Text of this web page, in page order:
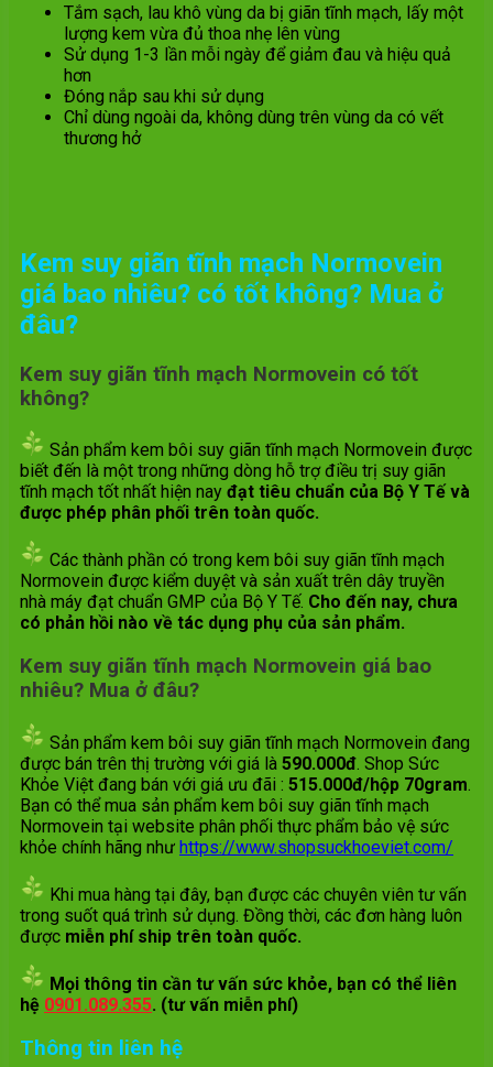
Tắm sạch, lau khô vùng da bị giãn tĩnh mạch, lấy một
lượng kem vừa đủ thoa nhẹ lên vùng
Sử dụng 1-3 lần mỗi ngày để giảm đau và hiệu quả
hơn
Đóng nắp sau khi sử dụng
Chỉ dùng ngoài da, không dùng trên vùng da có vết
thương hở
Kem suy giãn tĩnh mạch Normovein
giá bao nhiêu? có tốt không? Mua ở
đâu?
Kem suy giãn tĩnh mạch Normovein có tốt
không?
Sản phẩm kem bôi suy giãn tĩnh mạch Normovein được
biết đến là một trong những dòng hỗ trợ điều trị suy giãn
tĩnh mạch tốt nhất hiện nay đạt tiêu chuẩn của Bộ Y Tế và
được phép phân phối trên toàn quốc.
Các thành phần có trong kem bôi suy giãn tĩnh mạch
Normovein được kiểm duyệt và sản xuất trên dây truyền
nhà máy đạt chuẩn GMP của Bộ Y Tế. Cho đến nay, chưa
có phản hồi nào về tác dụng phụ của sản phẩm.
Kem suy giãn tĩnh mạch Normovein giá bao
nhiêu? Mua ở đâu?
Sản phẩm kem bôi suy giãn tĩnh mạch Normovein đang
được bán trên thị trường với giá là 590.000đ. Shop Sức
Khỏe Việt đang bán với giá ưu đãi : 515.000đ/hộp 70gram.
Bạn có thể mua sản phẩm kem bôi suy giãn tĩnh mạch
Normovein tại website phân phối thực phẩm bảo vệ sức
khỏe chính hãng như https://www.shopsuckhoeviet.com/
Khi mua hàng tại đây, bạn được các chuyên viên tư vấn
trong suốt quá trình sử dụng. Đồng thời, các đơn hàng luôn
được miễn phí ship trên toàn quốc.
Mọi thông tin cần tư vấn sức khỏe, bạn có thể liên
hệ 0901.089.355. (tư vấn miễn phí)
Thông tin liên hệ